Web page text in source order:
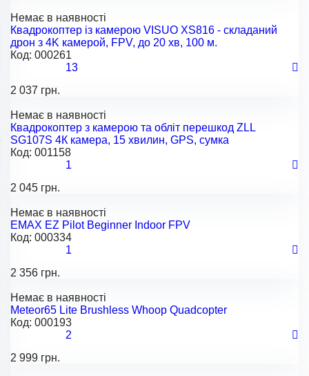
Немає в наявності
Квадрокоптер із камерою VISUO XS816 - складаний
дрон з 4K камерой, FPV, до 20 хв, 100 м.
Код: 000261
13
2 037 грн.
Немає в наявності
Квадрокоптер з камерою та обліт перешкод ZLL
SG107S 4К камера, 15 хвилин, GPS, сумка
Код: 001158
1
2 045 грн.
Немає в наявності
EMAX EZ Pilot Beginner Indoor FPV
Код: 000334
1
2 356 грн.
Немає в наявності
Meteor65 Lite Brushless Whoop Quadcopter
Код: 000193
2
2 999 грн.